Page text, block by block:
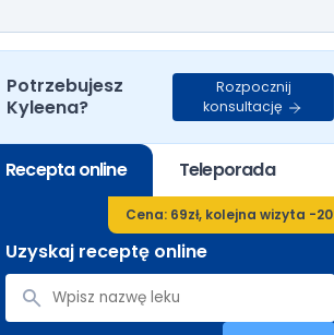
Potrzebujesz
Kyleena?
Rozpocznij
konsultację
Recepta online Teleporada
Cena: 69zł, kolejna wizyta -
Uzyskaj receptę online